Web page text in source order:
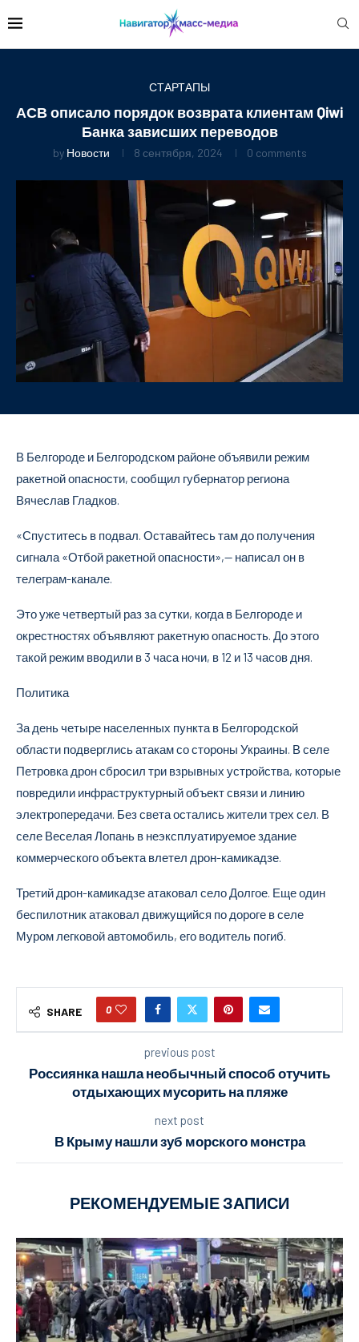
СТАРТАПЫ
АСВ описало порядок возврата клиентам Qiwi
Банка зависших переводов
by Новости 8 сентября, 2024 0 comments
В Белгороде и Белгородском районе объявили режим
ракетной опасности, сообщил губернатор региона
Вячеслав Гладков.
«Спуститесь в подвал. Оставайтесь там до получения
сигнала «Отбой ракетной опасности»,— написал он в
телеграм-канале.
Это уже четвертый раз за сутки, когда в Белгороде и
окрестностях объявляют ракетную опасность. До этого
такой режим вводили в 3 часа ночи, в 12 и 13 часов дня.
Политика
За день четыре населенных пункта в Белгородской
области подверглись атакам со стороны Украины. В селе
Петровка дрон сбросил три взрывных устройства, которые
повредили инфраструктурный объект связи и линию
электропередачи. Без света остались жители трех сел. В
селе Веселая Лопань в неэксплуатируемое здание
коммерческого объекта влетел дрон-камикадзе.
Третий дрон-камикадзе атаковал село Долгое. Еще один
беспилотник атаковал движущийся по дороге в селе
Муром легковой автомобиль, его водитель погиб.
SHARE 0
previous post
Россиянка нашла необычный способ отучить
отдыхающих мусорить на пляже
next post
В Крыму нашли зуб морского монстра
РЕКОМЕНДУЕМЫЕ ЗАПИСИ